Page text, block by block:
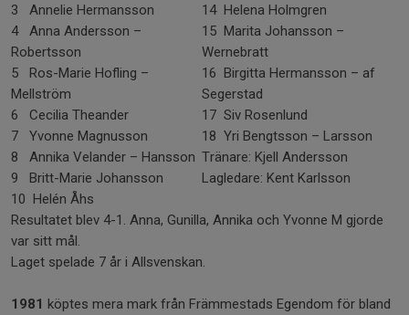
3 Annelie Hermansson
4 Anna Andersson –
Robertsson
5 Ros-Marie Hofling –
Mellström
6 Cecilia Theander
7 Yvonne Magnusson
8 Annika Velander – Hansson
9 Britt-Marie Johansson
10 Helén Åhs
14 Helena Holmgren
15 Marita Johansson –
Wernebratt
16 Birgitta Hermansson – af
Segerstad
17 Siv Rosenlund
18 Yri Bengtsson – Larsson
Tränare: Kjell Andersson
Lagledare: Kent Karlsson
Resultatet blev 4-1. Anna, Gunilla, Annika och Yvonne M gjorde
var sitt mål.
Laget spelade 7 år i Allsvenskan.
1981 köptes mera mark från Främmestads Egendom för bland